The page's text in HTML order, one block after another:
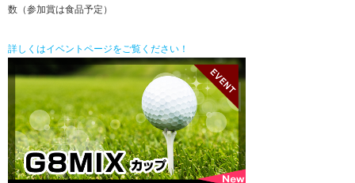
数（参加賞は食品予定）
詳しくはイベントページをご覧ください！